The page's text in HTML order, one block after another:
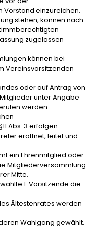
Vorstand einzureichen.
stehen, können nach
zugelassen
können bei
Vereinsvorsitzenden
oder auf Antrag von
unter Angabe
werden.
Abs. 3 erfolgen.
eröffnet, leitet und
ein Ehrenmitglied oder
Mitgliederversammlung
Mitte.
1. Vorsitzende die
Ältestenrates werden
Wahlgang gewählt.